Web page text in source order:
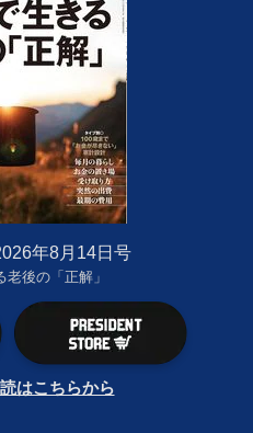
年8月14日号
後の「正解」
はこちらから